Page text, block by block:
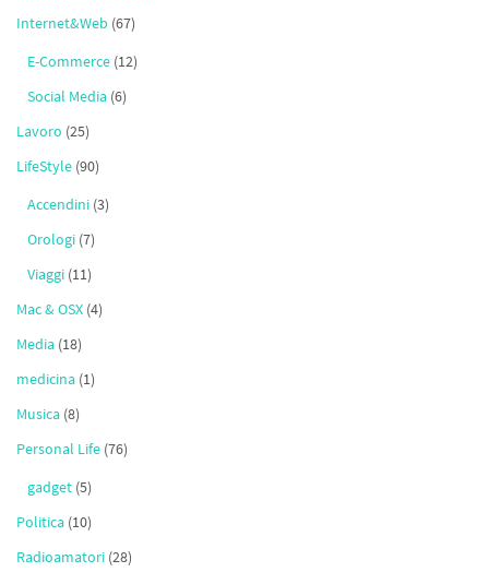
Internet&Web (67)
E-Commerce (12)
Social Media (6)
Lavoro (25)
LifeStyle (90)
Accendini (3)
Orologi (7)
Viaggi (11)
Mac & OSX (4)
Media (18)
medicina (1)
Musica (8)
Personal Life (76)
gadget (5)
Politica (10)
Radioamatori (28)